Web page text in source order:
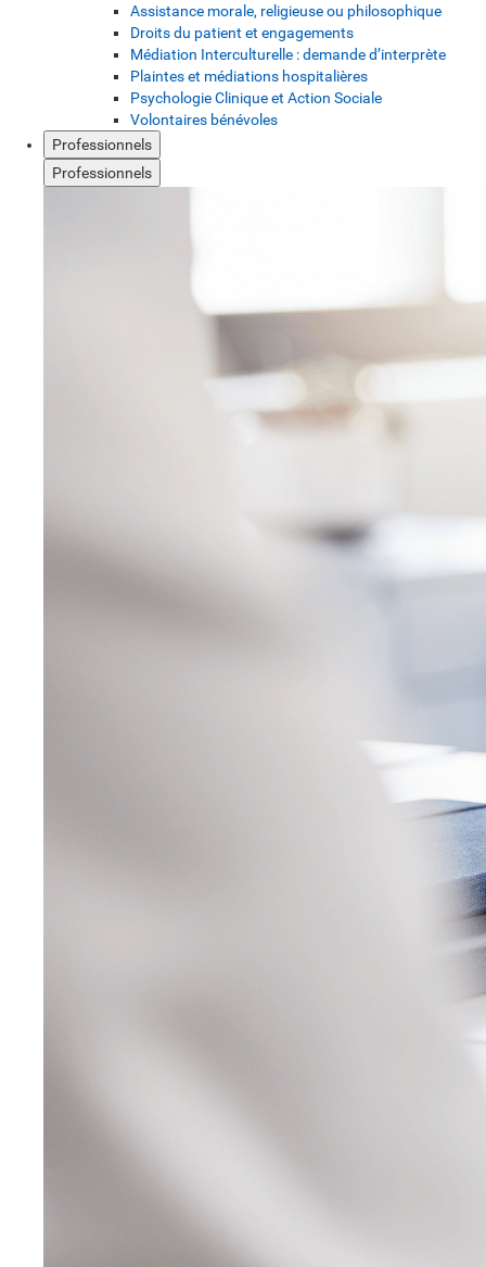
Assistance morale, religieuse ou philosophique
Droits du patient et engagements
Médiation Interculturelle : demande d’interprète
Plaintes et médiations hospitalières
Psychologie Clinique et Action Sociale
Volontaires bénévoles
Professionnels
Professionnels